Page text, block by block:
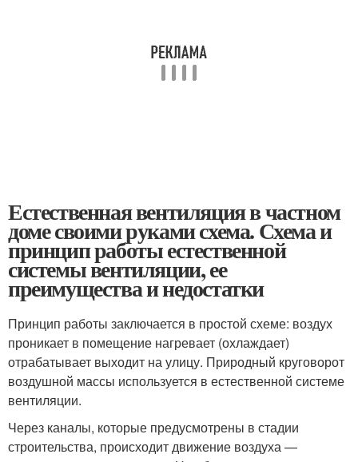
Естественная вентиляция в частном
доме своими руками схема. Схема и
принцип работы естественной
системы вентиляции, ее
преимущества и недостатки
Принцип работы заключается в простой схеме: воздух
проникает в помещение нагревает (охлаждает)
отрабатывает выходит на улицу. Природный круговорот
воздушной массы используется в естественной системе
вентиляции.
Через каналы, которые предусмотрены в стадии
строительства, происходит движение воздуха —